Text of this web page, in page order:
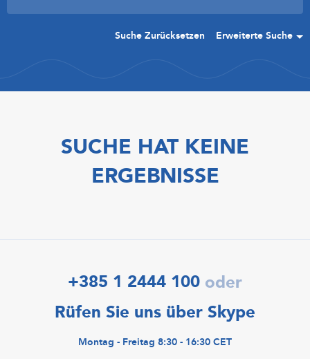
Suche Zurücksetzen Erweiterte Suche
SUCHE HAT KEINE
ERGEBNISSE
+385 1 2444 100 oder
Rüfen Sie uns über Skype
Montag - Freitag 8:30 - 16:30 CET